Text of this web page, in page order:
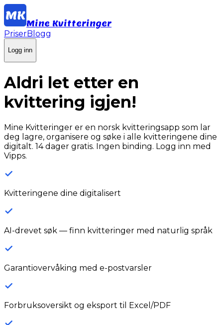
Mine Kvitteringer
PriserBlogg
Logg inn
Aldri let etter en
kvittering igjen!
Mine Kvitteringer er en norsk kvitteringsapp som lar
deg lagre, organisere og søke i alle kvitteringene dine
digitalt. 14 dager gratis. Ingen binding. Logg inn med
Vipps.
Kvitteringene dine digitalisert
AI-drevet søk — finn kvitteringer med naturlig språk
Garantiovervåking med e-postvarsler
Forbruksoversikt og eksport til Excel/PDF